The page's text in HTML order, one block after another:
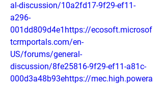
al-discussion/10a2fd17-9f29-ef11-
a296-
001dd809d4e1https://ecosoft.microsof
tcrmportals.com/en-
US/forums/general-
discussion/8fe25816-9f29-ef11-a81c-
000d3a48b93ehttps://mec.high.powera